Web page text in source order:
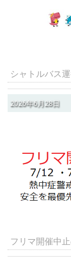
シャトルバス
フリマ開催中
2026年6月28日